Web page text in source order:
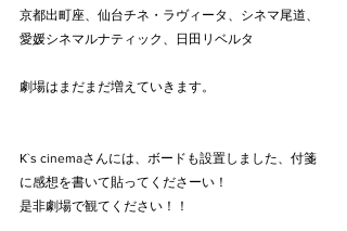
京都出町座、仙台チネ・ラヴィータ、シネマ尾道、
愛媛シネマルナティック、日田リベルタ
劇場はまだまだ増えていきます。
K`s cinemaさんには、ボードも設置しました、付箋
に感想を書いて貼ってくださーい！
是非劇場で観てください！！